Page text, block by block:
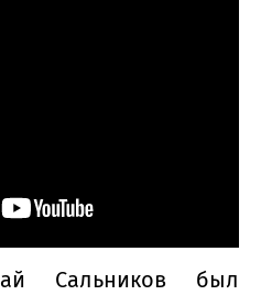
Сальников был